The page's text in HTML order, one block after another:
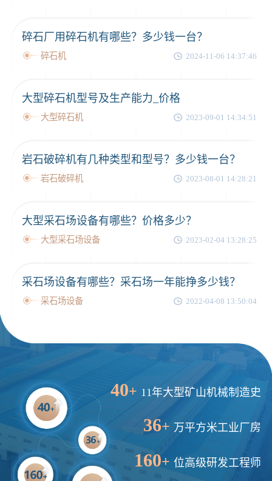
碎石厂用碎石机有哪些？多少钱一台？
碎石机 2024-11-06 14:37:46
大型碎石机型号及生产能力_价格
大型碎石机 2023-09-01 14:34:51
岩石破碎机有几种类型和型号？多少钱一台？
岩石破碎机 2023-08-01 14:28:21
大型采石场设备有哪些？价格多少？
大型采石场设备 2023-02-04 13:28:25
采石场设备有哪些？采石场一年能挣多少钱？
采石场设备 2022-04-08 13:50:04
40+ 11年大型矿山机械制造史
36+ 万平方米工业厂房
160+ 位高级研发工程师